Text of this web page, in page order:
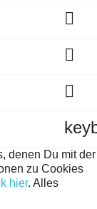



denen Du mit der
zu Cookies
hier. Alles